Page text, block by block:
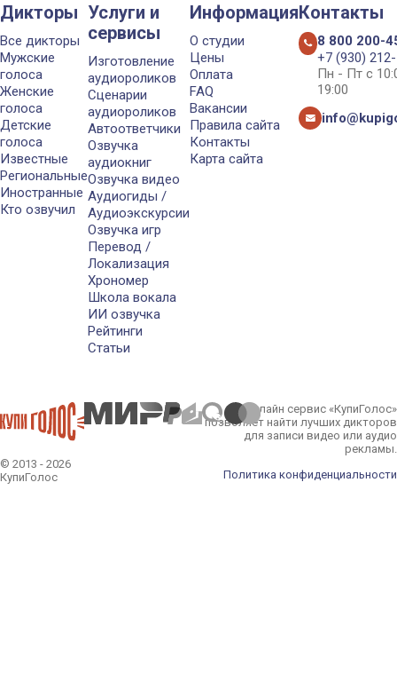
Дикторы
Все дикторы
Мужские
голоса
Женские
голоса
Детские
голоса
Известные
Региональные
Иностранные
Кто озвучил
Услуги и
сервисы
Изготовление
аудиороликов
Сценарии
аудиороликов
Автоответчики
Озвучка
аудиокниг
Озвучка видео
Аудиогиды /
Аудиоэкскурсии
Озвучка игр
Перевод /
Локализация
Хрономер
Школа вокала
ИИ озвучка
Рейтинги
Статьи
Информация
О студии
Цены
Оплата
FAQ
Вакансии
Правила сайта
Контакты
Карта сайта
Контакты
8 800 200-
+7 (930)
Пн - Пт с
19:00
© 2013 - 2026
КупиГолос
Онлайн сервис «КупиГолос»
позволяет найти лучших дикторов
для записи видео или аудио
рекламы.
Политика конфиденциальности